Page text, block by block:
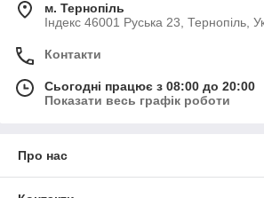
м. Тернопіль
Індекс 46001 Руська 23, Тернопіль,
Контакти
Сьогодні працює з 08:00 до 20:00
Показати весь графік роботи
Про нас